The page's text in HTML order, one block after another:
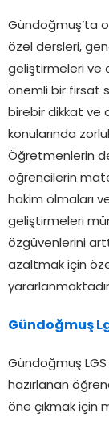
Gündoğmuş’ta
özel dersleri,
geliştirmeleri ve
önemli bir fırsat
birebir dikkat ve
konularında
Öğretmenlerin
öğrencilerin
hakim olmaları
geliştirmeleri
özgüvenlerini
azaltmak için
Gündoğmuş
Gündoğmuş LGS
hazırlanan
öne çıkmak için